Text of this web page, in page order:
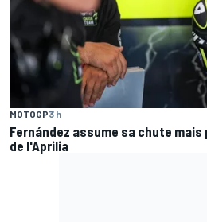
MOTOGP3 h
Fernández assume sa chute
de l'Aprilia